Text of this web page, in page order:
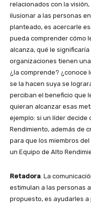
relacionados con la
ilusionar a las personas
planteado, es acercarle
pueda comprender cómo
alcanza, qué le
organizaciones tienen
¿la comprende? ¿conoce
se la hacen suya se
perciban el beneficio que
quieran alcanzar esas
ejemplo: si un líder decide
Rendimiento, además de
para que los miembros
un Equipo de Alto
Retadora. La
estimulan a las personas
propuesto, es ayudarles